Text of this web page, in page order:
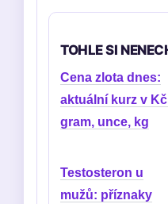
TOHLE SI
Cena zlota dnes:
aktuální kurz v
gram, unce, kg
Testosteron u
mužů: příznaky